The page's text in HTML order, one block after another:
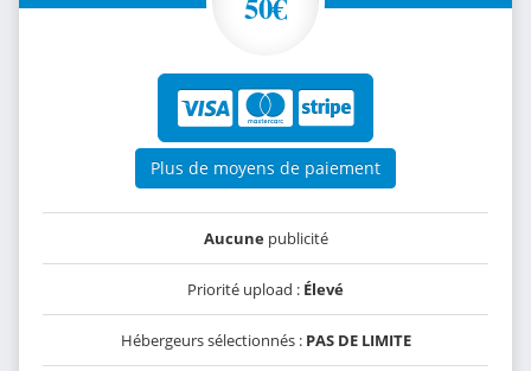
Plus de moyens de paiement
Aucunepublicité
Priorité upload : Élevé
Hébergeurs sélectionnés : PAS DE LIMITE